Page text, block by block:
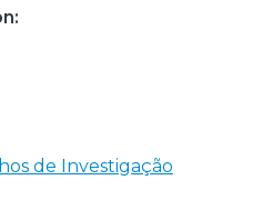
de Investigação